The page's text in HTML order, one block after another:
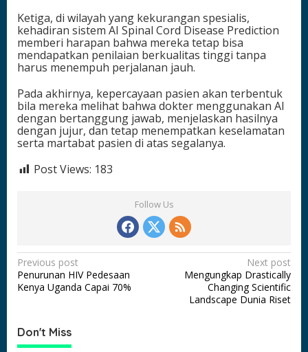
Ketiga, di wilayah yang kekurangan spesialis,
kehadiran sistem AI Spinal Cord Disease Prediction
memberi harapan bahwa mereka tetap bisa
mendapatkan penilaian berkualitas tinggi tanpa
harus menempuh perjalanan jauh.
Pada akhirnya, kepercayaan pasien akan terbentuk
bila mereka melihat bahwa dokter menggunakan AI
dengan bertanggung jawab, menjelaskan hasilnya
dengan jujur, dan tetap menempatkan keselamatan
serta martabat pasien di atas segalanya.
Post Views: 183
Follow Us
P
o
t
n
Previous post
Penurunan HIV Pedesaan
Kenya Uganda Capai 70%
Next post
Mengungkap Drastically
Changing Scientific
Landscape Dunia Riset
Don't Miss